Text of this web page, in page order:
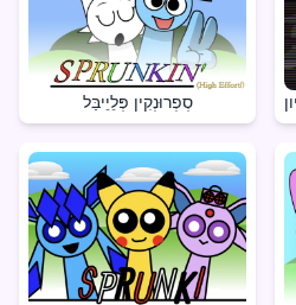
סְפְרוּנְקִין פְּלֵיֵיבַּל